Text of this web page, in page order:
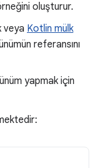
oluşturur.
veya Kotlin mülk
referansını
yapmak için